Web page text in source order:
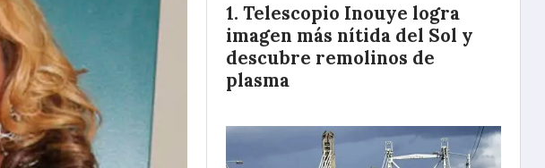
Telescopio Inouye logra
imagen más nítida del Sol y
descubre remolinos de
plasma